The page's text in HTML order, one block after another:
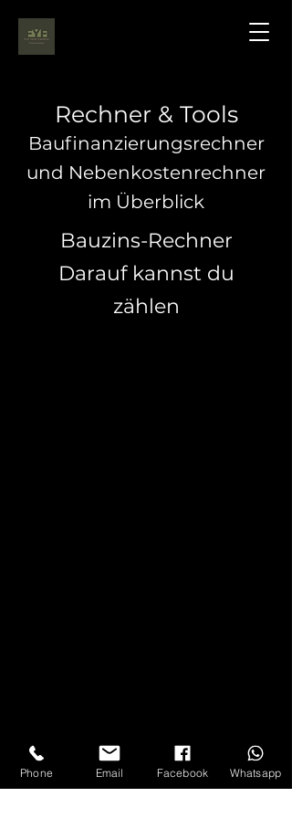
Rechner & Tools
Baufinanzierungsrechner
und Nebenkostenrechner
im Überblick
Bauzins-Rechner
Darauf kannst du
zählen
Phone Email Facebook Whatsapp